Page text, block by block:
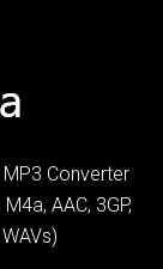
Converter
AAC, 3GP,